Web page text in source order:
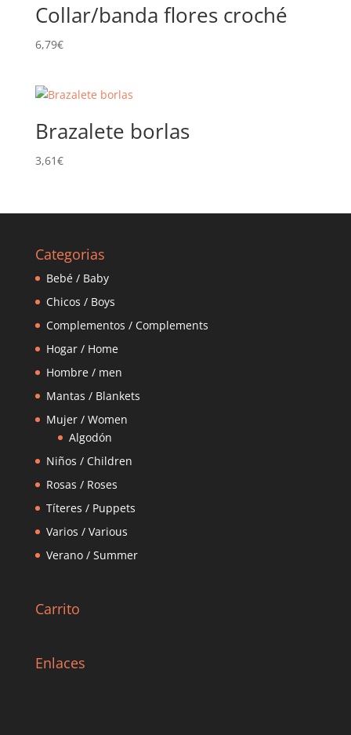
Collar/banda flores croché
6,79€
Brazalete borlas
3,61€
Categorias
Bebé / Baby
Chicos / Boys
Complementos / Complements
Hogar / Home
Hombre / men
Mantas / Blankets
Mujer / Women
Algodón
Niños / Children
Rosas / Roses
Títeres / Puppets
Varios / Various
Verano / Summer
Carrito
Enlaces